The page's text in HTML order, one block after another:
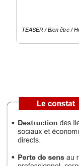
Inscription
TEASER / Bien être /